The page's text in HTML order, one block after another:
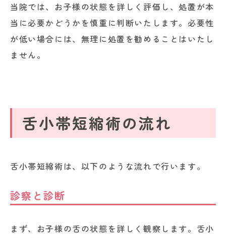
当院では、お子様の状態を詳しく評価し、処置が本
当に必要かどうかを慎重に判断いたします。必要性
が低い場合には、無理に処置を勧めることはいたし
ません。
舌小帯短縮術の流れ
舌小帯短縮術は、以下のような流れで行います。
診察と診断
まず、お子様の舌の状態を詳しく観察します。舌小